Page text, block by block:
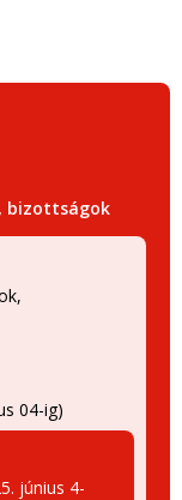
bizottságok
04-ig)
június 4-